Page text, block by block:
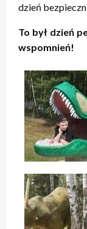
dzień
To był dzień
wspomnień!